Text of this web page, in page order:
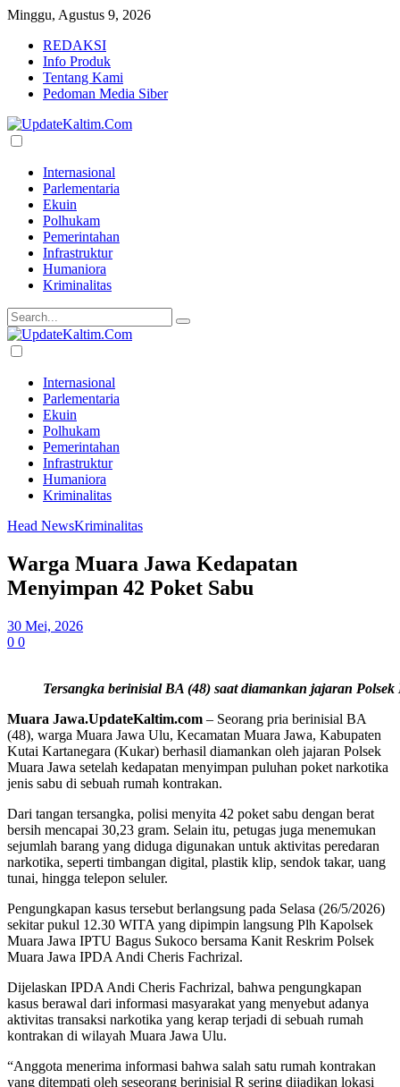
Minggu, Agustus 9, 2026
REDAKSI
Info Produk
Tentang Kami
Pedoman Media Siber
Internasional
Parlementaria
Ekuin
Polhukam
Pemerintahan
Infrastruktur
Humaniora
Kriminalitas
Internasional
Parlementaria
Ekuin
Polhukam
Pemerintahan
Infrastruktur
Humaniora
Kriminalitas
Head NewsKriminalitas
Warga Muara Jawa Kedapatan
Menyimpan 42 Poket Sabu
30 Mei, 2026
0 0
Tersangka berinisial BA (48) saat diamankan jajaran
Muara Jawa.UpdateKaltim.com – Seorang pria berinisial BA
(48), warga Muara Jawa Ulu, Kecamatan Muara Jawa, Kabupaten
Kutai Kartanegara (Kukar) berhasil diamankan oleh jajaran Polsek
Muara Jawa setelah kedapatan menyimpan puluhan poket narkotika
jenis sabu di sebuah rumah kontrakan.
Dari tangan tersangka, polisi menyita 42 poket sabu dengan berat
bersih mencapai 30,23 gram. Selain itu, petugas juga menemukan
sejumlah barang yang diduga digunakan untuk aktivitas peredaran
narkotika, seperti timbangan digital, plastik klip, sendok takar, uang
tunai, hingga telepon seluler.
Pengungkapan kasus tersebut berlangsung pada Selasa (26/5/2026)
sekitar pukul 12.30 WITA yang dipimpin langsung Plh Kapolsek
Muara Jawa IPTU Bagus Sukoco bersama Kanit Reskrim Polsek
Muara Jawa IPDA Andi Cheris Fachrizal.
Dijelaskan IPDA Andi Cheris Fachrizal, bahwa pengungkapan
kasus berawal dari informasi masyarakat yang menyebut adanya
aktivitas transaksi narkotika yang kerap terjadi di sebuah rumah
kontrakan di wilayah Muara Jawa Ulu.
“Anggota menerima informasi bahwa salah satu rumah kontrakan
yang ditempati oleh seseorang berinisial R sering dijadikan lokasi